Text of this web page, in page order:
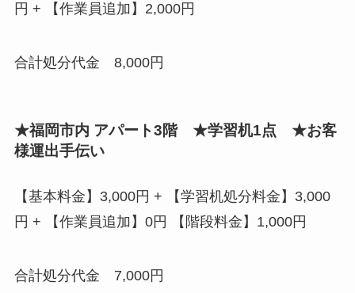
円 + 【作業員追加】2,000円
合計処分代金 8,000円
★福岡市内 アパート3階 ★学習机1点 ★お客
様運出手伝い
【基本料金】3,000円 + 【学習机処分料金】3,000
円 + 【作業員追加】0円 【階段料金】1,000円
合計処分代金 7,000円